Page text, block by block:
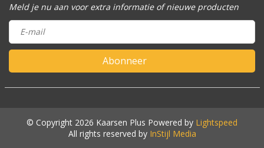
Meld je nu aan voor extra informatie of nieuwe producten
Abonneer
© Copyright 2026 Kaarsen Plus Powered by Lightspeed
All rights reserved by InStijl Media